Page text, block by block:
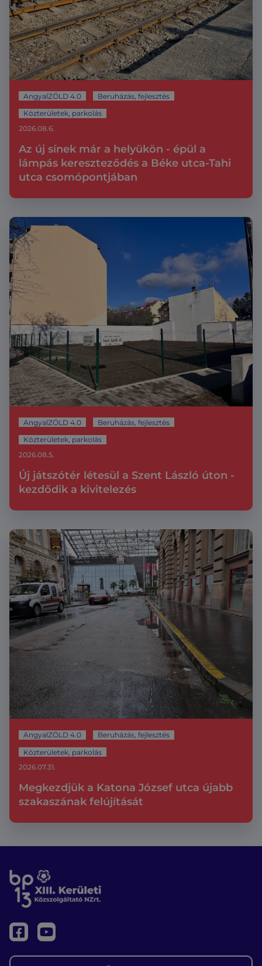
AngyalZÖLD 4.0
Beruházás, fejlesztés
Közterületek, parkolás
Az új sínek már a helyükön - épül a
lámpás kereszteződés a Béke utca-Tahi
utca csomópontjában
2026.08.6.
AngyalZÖLD 4.0
Beruházás, fejlesztés
Közterületek, parkolás
Új játszótér létesül a Szent László úton -
kezdődik a kivitelezés
2026.08.5.
AngyalZÖLD 4.0
Beruházás, fejlesztés
Közterületek, parkolás
Megkezdjük a Katona József utca újabb
szakaszának felújítását
2026.07.31.